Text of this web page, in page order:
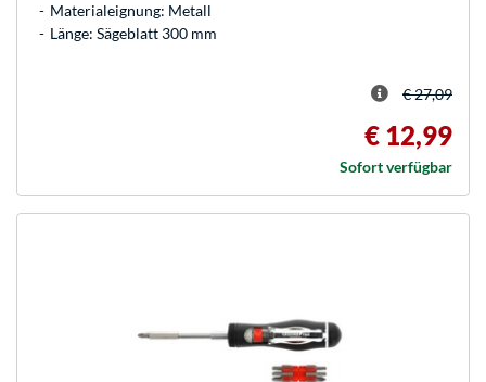
Materialeignung: Metall
Länge: Sägeblatt 300 mm
€ 27,09
€ 12,99
Sofort verfügbar